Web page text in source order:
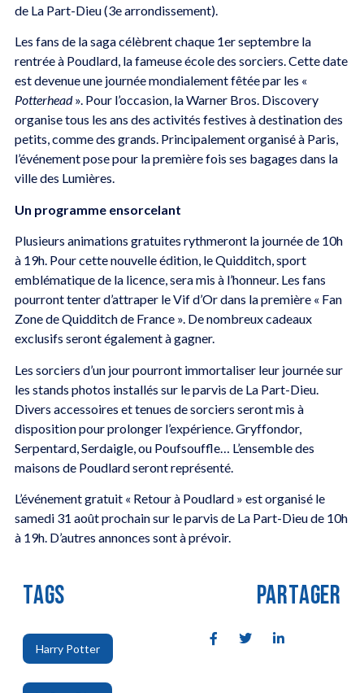
de La Part-Dieu (3e arrondissement).
Les fans de la saga célèbrent chaque 1er septembre la
rentrée à Poudlard, la fameuse école des sorciers. Cette date
est devenue une journée mondialement fêtée par les «
Potterhead». Pour l’occasion, la Warner Bros. Discovery
organise tous les ans des activités festives à destination des
petits, comme des grands. Principalement organisé à Paris,
l’événement pose pour la première fois ses bagages dans la
ville des Lumières.
Un programme ensorcelant
Plusieurs animations gratuites rythmeront la journée de 10h
à 19h. Pour cette nouvelle édition, le Quidditch, sport
emblématique de la licence, sera mis à l’honneur. Les fans
pourront tenter d’attraper le Vif d’Or dans la première « Fan
Zone de Quidditch de France ». De nombreux cadeaux
exclusifs seront également à gagner.
Les sorciers d’un jour pourront immortaliser leur journée sur
les stands photos installés sur le parvis de La Part-Dieu.
Divers accessoires et tenues de sorciers seront mis à
disposition pour prolonger l’expérience. Gryffondor,
Serpentard, Serdaigle, ou Poufsouffle… L’ensemble des
maisons de Poudlard seront représenté.
L’événement gratuit « Retour à Poudlard » est organisé le
samedi 31 août prochain sur le parvis de La Part-Dieu de 10h
à 19h. D’autres annonces sont à prévoir.
TAGS
Harry Potter
,
PARTAGER